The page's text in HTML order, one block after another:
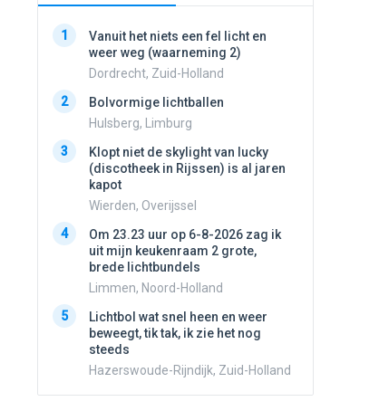
1
Vanuit het niets een fel licht en
weer weg (waarneming 2)
Dordrecht, Zuid-Holland
2
Bolvormige lichtballen
Hulsberg, Limburg
3
Klopt niet de skylight van lucky
(discotheek in Rijssen) is al jaren
kapot
Wierden, Overijssel
4
Om 23.23 uur op 6-8-2026 zag ik
uit mijn keukenraam 2 grote,
brede lichtbundels
Limmen, Noord-Holland
5
Lichtbol wat snel heen en weer
beweegt, tik tak, ik zie het nog
steeds
Hazerswoude-Rijndijk, Zuid-Holland